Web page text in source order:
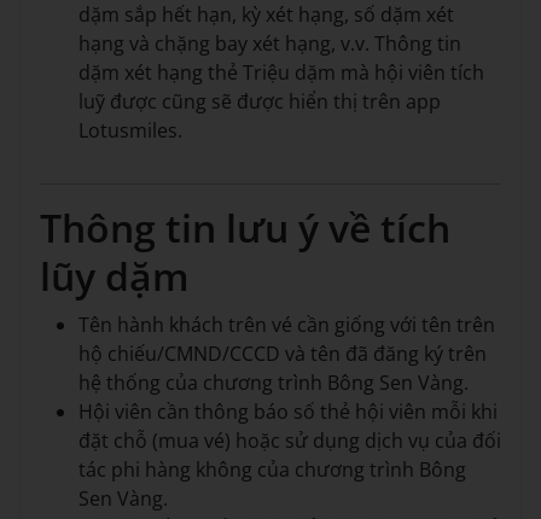
dặm sắp hết hạn, kỳ xét hạng, số dặm xét
hạng và chặng bay xét hạng, v.v. Thông tin
dặm xét hạng thẻ Triệu dặm mà hội viên tích
luỹ được cũng sẽ được hiển thị trên app
Lotusmiles.
Thông tin lưu ý về tích
lũy dặm
Tên hành khách trên vé cần giống với tên trên
hộ chiếu/CMND/CCCD và tên đã đăng ký trên
hệ thống của chương trình Bông Sen Vàng.
Hội viên cần thông báo số thẻ hội viên mỗi khi
đặt chỗ (mua vé) hoặc sử dụng dịch vụ của đối
tác phi hàng không của chương trình Bông
Sen Vàng.